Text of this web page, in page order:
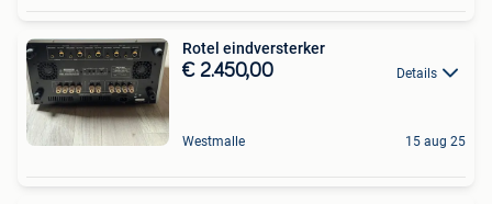
Rotel eindversterker
€ 2.450,00 Details
Westmalle 15 aug 25